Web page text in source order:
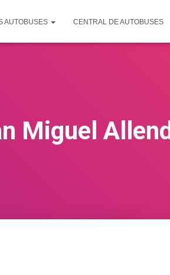
AUTOBUSES CENTRAL DE AUTOBUSES
Miguel